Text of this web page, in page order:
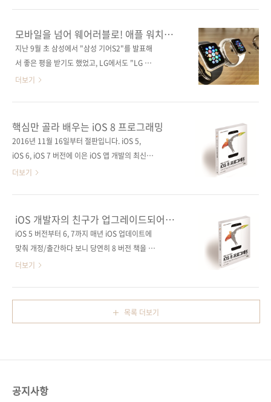
데 필요한 모든 기술을 다루고 있는 이 책은 (비
의 방대한 분량으로 여러분을 찾아갈 예정입니
다. 좀 더 일찍 출간했더라면 하는 아쉬움도 있지
만, 책 한 권을 만들기 ..
Essentials: Developing WatchKit Apps for
the Apple Watch(원서 ISBN:
9781517365059)저자명 닐 스미스역자명 황
리즈 I♥Mobile 28 (아이러브클라우드 28)판
형 (188*245*18)제 본 무선(soft cover)정 가
키워드 애플 워치 / iOS / watchOS 2 /..
모바일을 넘어 웨어러블로! 애플 워치
프로그래밍!
지난 9월 초 삼성에서 "삼성 기어S2"를 발표해
서 좋은 평을 받기도 했었고, LG에서도 "LG 워
치 어베인 2nd 에디션"이 오늘 전파인증을 통과
1,000만 대 내외로 판매될 거라고 예상하고 있
네요. 모바일에 이어 웨어러블 시장도 점점 달아
오르는 분위기인 것 같습니다. 오늘 소개해드릴
플 워치용 앱 제작을 다루는 서적입니다. 국내 독
자들에게 좋은 평가를 받고 있는 [핵심만 골라 배
Smyth)가 집필한 책이며, 지난 9월에 발표한 애
플 워치용 OS인 watchOS 2를 기준으로 작성
되었습니다. 닐 스미스의 [핵심만 골라..
더보기
핵심만 골라 배우는 iOS 8 프로그래밍
2016년 11월 16일부터 절판입니다. iOS 5,
iOS 6, iOS 7 버전에 이은 iOS 앱 개발의 최신
베스트셀러!간결한 설명, 풍부한 예제가 돋보이
Development Essentials(원서 ISBN:
9781505586411)저자명 닐 스미스역자명 황
반석출판일 2015년 4월 17일페이지 892쪽시
(188*245*35)제 본 무선(soft cover)정 가
36,000원ISBN 979-11-85890-22-7 (93000)
키워드 아이패드 / 아이폰 / iOS / 모바일 / 앱 분
야 모바일 프로그래밍 / iOS 관련 사이트■ 원출
더보기
iOS 개발자의 친구가 업그레이드되어
돌아왔습니다.
iOS 5 버전부터 6, 7까지 매년 iOS 업데이트에
맞춰 개정/출간하다 보니 당연히 8 버전 책을 기
다리는 분이 많았던 것 같습니다. 연초부터 개인
출간하려 했지만, 후반 작업이 다소 길어져 이제
서야 예약 판매 소식을 전하게 되었네요. 기다려
사용법(총 9개 장)으로 교체되었습니다. 그 외에
더보기
목록 더보기
공지사항